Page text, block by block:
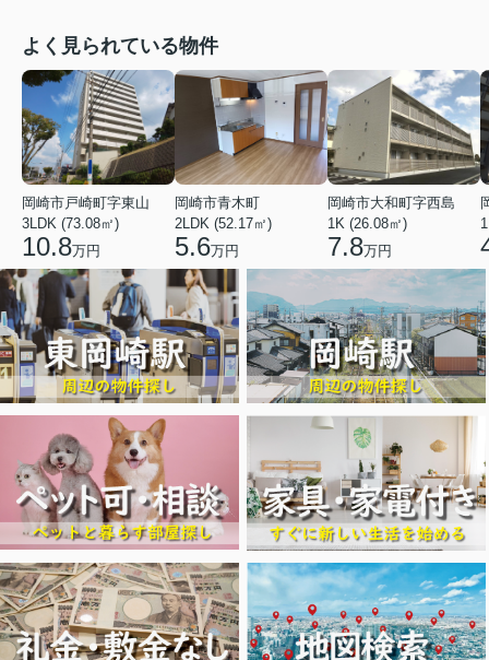
よく見られている物件
岡崎市戸崎町字東山
3LDK (73.08㎡)
10.8万円
岡崎市青木町
2LDK (52.17㎡)
5.6万円
岡崎市大和町字西島
1K (26.08㎡)
7.8万円